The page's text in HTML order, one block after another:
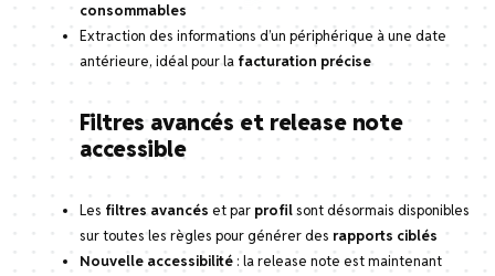
consommables
Extraction des informations d’un périphérique à une date
antérieure, idéal pour la facturation précise
Filtres avancés et release note
accessible
Les filtres avancés et par profilsont désormais disponibles
sur toutes les règles pour générer des rapports ciblés
Nouvelle accessibilité: la release note est maintenant